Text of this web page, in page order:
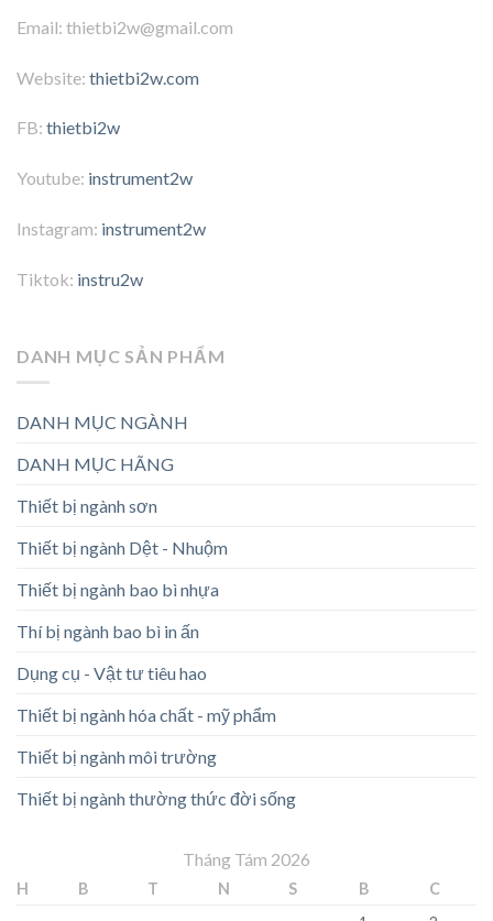
Email: thietbi2w@gmail.com
Website: thietbi2w.com
FB: thietbi2w
Youtube: instrument2w
Instagram: instrument2w
Tiktok: instru2w
DANH MỤC SẢN PHẨM
DANH MỤC NGÀNH
DANH MỤC HÃNG
Thiết bị ngành sơn
Thiết bị ngành Dệt - Nhuộm
Thiết bị ngành bao bì nhựa
Thí bị ngành bao bì in ấn
Dụng cụ - Vật tư tiêu hao
Thiết bị ngành hóa chất - mỹ phẩm
Thiết bị ngành môi trường
Thiết bị ngành thường thức đời sống
Tháng Tám 2026
H B T N S B
C